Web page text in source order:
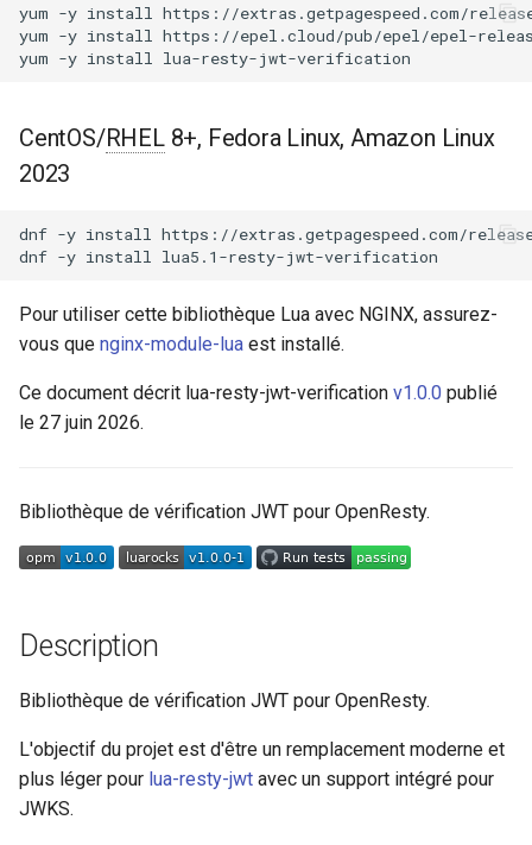
e
l
c
e
c
auth-digest
auth-ldap
auth-pam
auth-totp
aws-auth
brotli
cache-purge
captcha
cgi
combined-upstreams
compression-normalize
charge
Déchiffrement JWE
JWT
jwt.verify
Utilisation de la vérification
JWKS
jwks.init
jwks.set_http_timeouts_ms
jwks.set_http_ssl_verify
jwks.set_cache_ttl
puissance de performance et
de sécurité
NGINX - Paquets RPM pour
RHEL et CentOS
sur RHEL, CentOS, Rocky
Linux et AlmaLinux
yum -y install
https://extras.getpagespeed.com/
yum -y install
https://epel.cloud/pub/epel/epel-
yum -y install
CentOS/RHEL8+, Fedora Linux, Amazon Linux
2023
dnf -y install
https://extras.getpagespeed.com/
dnf -y install
Pour utiliser cette bibliothèque Lua avec NGINX, assurez-
vous que nginx-module-lua est installé.
Ce document décrit lua-resty-jwt-verification v1.0.0 publié
le 27 juin 2026.
Bibliothèque de vérification JWT pour OpenResty.
Description
Bibliothèque de vérification JWT pour OpenResty.
L'objectif du projet est d'être un remplacement moderne et
plus léger pour lua-resty-jwt avec un support intégré pour
JWKS.